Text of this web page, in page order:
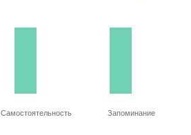
Самостоятельность Запоминание